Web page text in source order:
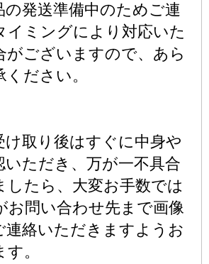
の発送準備中のためご連
イミングにより対応いた
がございますので、あら
ください。
け取り後はすぐに中身や
いただき、万が一不具合
したら、大変お手数では
お問い合わせ先まで画像
連絡いただきますようお
す。